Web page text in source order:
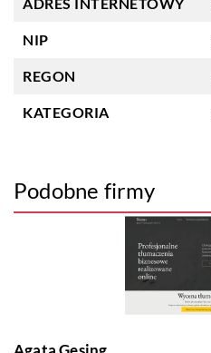
NIP
REGON
KATEGORIA
Podobne firmy